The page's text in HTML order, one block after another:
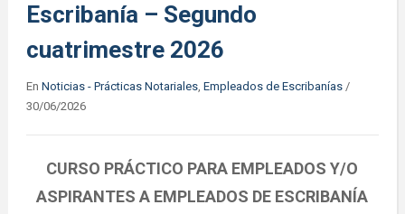
Escribanía – Segundo
cuatrimestre 2026
En Noticias - Prácticas Notariales, Empleados de Escribanías/
30/06/2026
CURSO PRÁCTICO PARA EMPLEADOS Y/O
ASPIRANTES A EMPLEADOS DE ESCRIBANÍA